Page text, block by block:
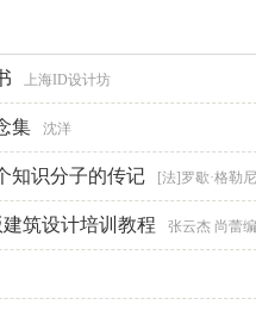
上海ID设计坊
集 沈洋
知识分子的传记 [法]罗歇·格勒
建筑设计培训教程 张云杰 尚蕾